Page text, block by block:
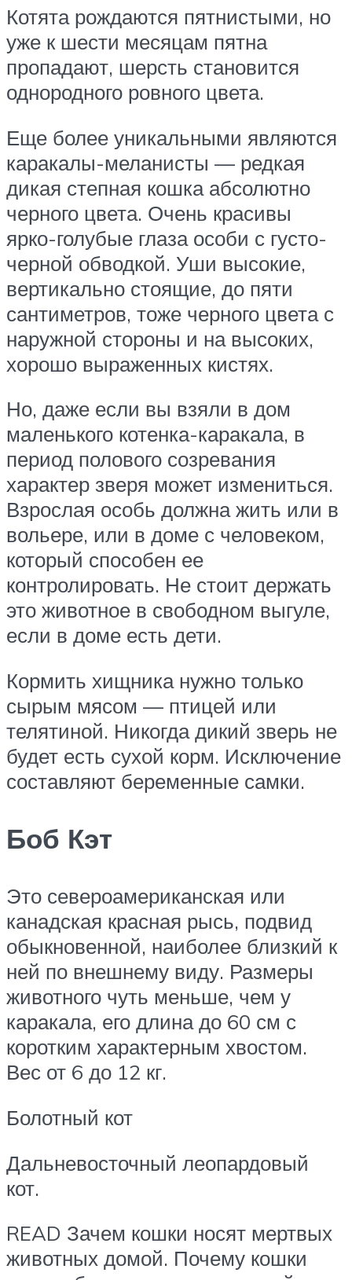
Котята рождаются пятнистыми, но
уже к шести месяцам пятна
пропадают, шерсть становится
однородного ровного цвета.
Еще более уникальными являются
каракалы-меланисты — редкая
дикая степная кошка абсолютно
черного цвета. Очень красивы
ярко-голубые глаза особи с густо-
черной обводкой. Уши высокие,
вертикально стоящие, до пяти
сантиметров, тоже черного цвета с
наружной стороны и на высоких,
хорошо выраженных кистях.
Но, даже если вы взяли в дом
маленького котенка-каракала, в
период полового созревания
характер зверя может измениться.
Взрослая особь должна жить или в
вольере, или в доме с человеком,
который способен ее
контролировать. Не стоит держать
это животное в свободном выгуле,
если в доме есть дети.
Кормить хищника нужно только
сырым мясом — птицей или
телятиной. Никогда дикий зверь не
будет есть сухой корм. Исключение
составляют беременные самки.
Боб Кэт
Это североамериканская или
канадская красная рысь, подвид
обыкновенной, наиболее близкий к
ней по внешнему виду. Размеры
животного чуть меньше, чем у
каракала, его длина до 60 см с
коротким характерным хвостом.
Вес от 6 до 12 кг.
Болотный кот
Дальневосточный леопардовый
кот.
READ Зачем кошки носят мертвых
животных домой. Почему кошки